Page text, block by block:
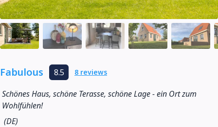
Fabulous 8.5 8 reviews
Schönes Haus, schöne Terasse, schöne Lage - ein Ort zum
Wohlfühlen!
(DE)